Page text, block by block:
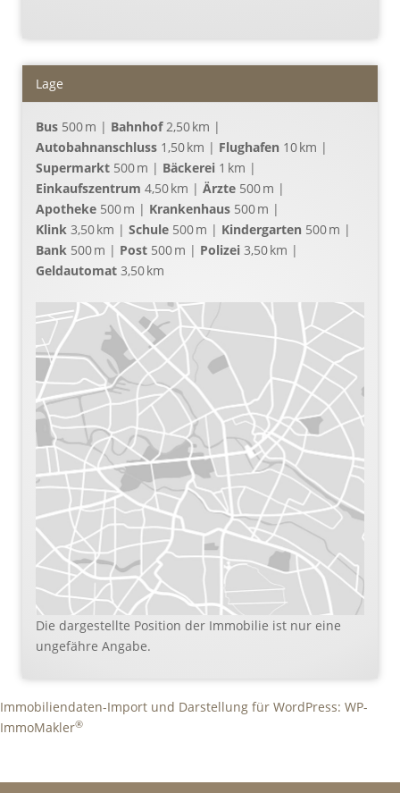
Lage
Bus 500 m | Bahnhof2,50 km |
Autobahnanschluss 1,50 km | Flughafen 10 km |
Supermarkt 500 m | Bäckerei 1 km |
Einkaufszentrum 4,50 km | Ärzte 500 m |
Apotheke 500 m | Krankenhaus 500 m |
Klink 3,50 km | Schule 500 m | Kindergarten 500 m |
Bank 500 m | Post 500 m | Polizei 3,50 km |
Geldautomat 3,50 km
Die dargestellte Position der Immobilie ist nur eine
ungefähre Angabe.
Immobiliendaten-Import und Darstellung für WordPress: WP-
ImmoMakler®